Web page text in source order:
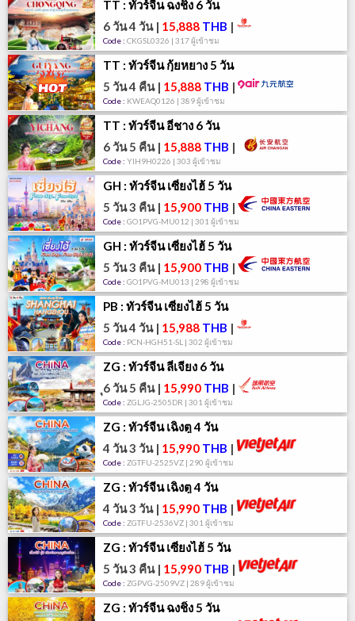
TT : ทัวร์จีน ฉงชิ่ง 6 วัน
6 วัน 4 วัน| 15,888 THB |
Code : CKGSL0326 | 317 ผู้เข้าชม
TT : ทัวร์จีน กุ้ยหยาง 5 วัน
5 วัน 4 คืน| 15,888 THB |
Code : KWEAQ0126 | 389 ผู้เข้าชม
TT : ทัวร์จีน อี๋ชาง 6 วัน
6 วัน 5 คืน| 15,888 THB |
Code : YIH9H0226 | 303 ผู้เข้าชม
GH : ทัวร์จีน เซี่ยงไฮ้ 5 วัน
5 วัน 3 คืน| 15,900 THB |
Code : GO1PVG-MU012 | 301 ผู้เข้าชม
GH : ทัวร์จีน เซี่ยงไฮ้ 5 วัน
5 วัน 3 คืน| 15,900 THB |
Code : GO1PVG-MU013 | 298 ผู้เข้าชม
PB : ทัวร์จีน เซี่ยงไฮ้ 5 วัน
5 วัน 4 วัน| 15,988 THB |
Code : PCN-HGH51-SL | 302 ผู้เข้าชม
ZG : ทัวร์จีน ลี่เจียง 6 วัน
ุ6 วัน 5 คืน| 15,990 THB |
Code : ZGLJG-2505DR | 301 ผู้เข้าชม
ZG : ทัวร์จีน เฉิงตู 4 วัน
4 วัน 3 วัน| 15,990 THB |
Code : ZGTFU-2525VZ | 290 ผู้เข้าชม
ZG : ทัวร์จีน เฉิงตู 4 วัน
4 วัน 3 วัน| 15,990 THB |
Code : ZGTFU-2536VZ | 301 ผู้เข้าชม
ZG : ทัวร์จีน เซี่ยงไฮ้ 5 วัน
5 วัน 3 คืน| 15,990 THB |
Code : ZGPVG-2509VZ | 289 ผู้เข้าชม
ZG : ทัวร์จีน ฉงชิ่ง 5 วัน